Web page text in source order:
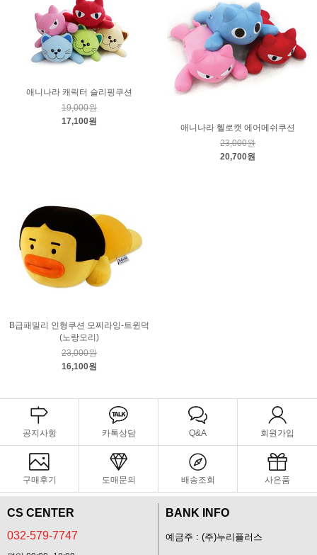
애니나라 캐릭터 슬리핑쿠션
19,000원
17,100원
애니나라 헬로캣 에어메쉬쿠션
23,000원
20,700원
B급패밀리 인형쿠션 모찌라잉-트윈덕
(노랑오리)
23,000원
16,100원
공지사항 카톡상담 Q&A 회원가입
구매후기 도매문의 배송조회 사은품
CS CENTER
032-579-7747
BANK INFO
예금주 : (주)누리플러스